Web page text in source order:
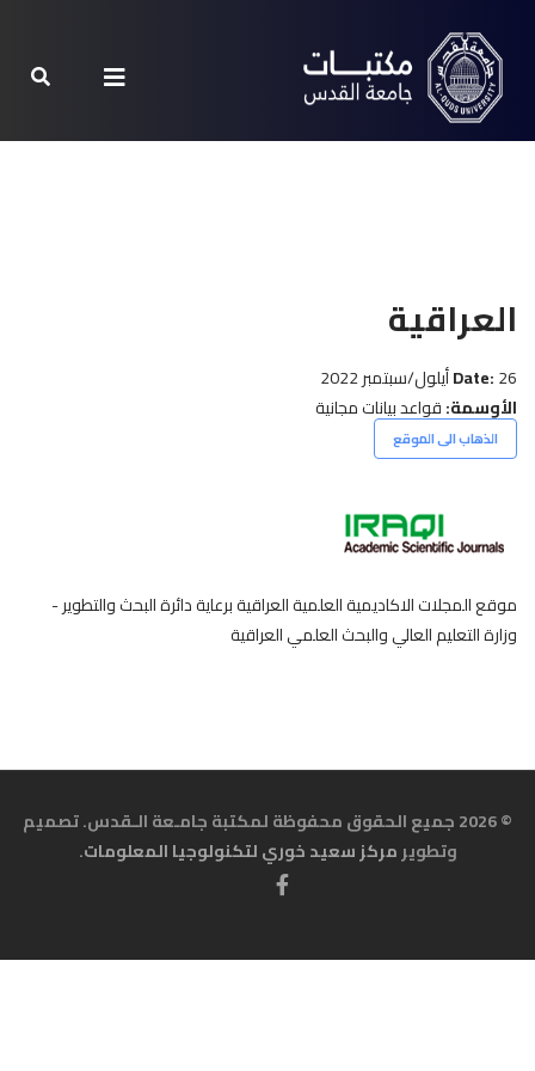
العراقية
Date:26 أيلول/سبتمبر 2022
الأوسمة:قواعد بيانات مجانية
الذهاب الى الموقع
موقع المجلات الاكاديمية العلمية العراقية برعاية دائرة البحث والتطوير -
وزارة التعليم العالي والبحث العلمي العراقية
© 2026 جميع الحقوق محفوظة لمكتبة جامـعة الـقدس. تصميم
وتطويرمركز سعيد خوري لتكنولوجيا المعلومات.